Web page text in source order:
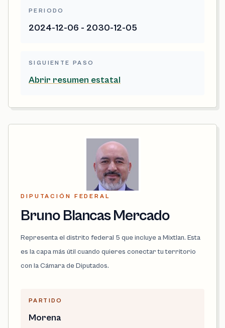
PERIODO
2024-12-06 - 2030-12-05
SIGUIENTE PASO
Abrir resumen estatal
DIPUTACIÓN FEDERAL
Bruno Blancas Mercado
Representa el distrito federal 5 que incluye a Mixtlan. Esta
es la capa más útil cuando quieres conectar tu territorio
con la Cámara de Diputados.
PARTIDO
Morena